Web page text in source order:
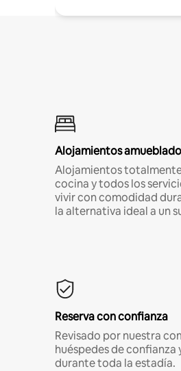
Alojamientos
Alojamientos
cocina y todos los
vivir con comodidad
la alternativa ideal a un
Reserva con confianza
Revisado por nuestra
huéspedes de confianza
durante toda la estadía.